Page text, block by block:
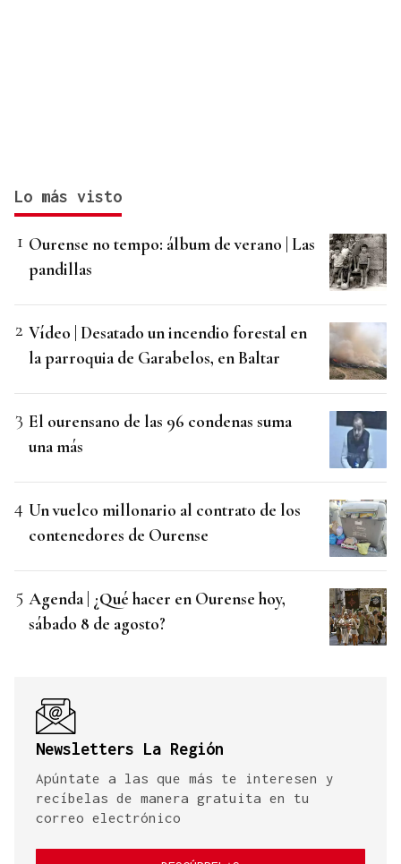
Lo más visto
Ourense no tempo: álbum de verano | Las
pandillas
Vídeo | Desatado un incendio forestal en
la parroquia de Garabelos, en Baltar
El ourensano de las 96 condenas suma
una más
Un vuelco millonario al contrato de los
contenedores de Ourense
Agenda | ¿Qué hacer en Ourense hoy,
sábado 8 de agosto?
Newsletters La Región
Apúntate a las que más te interesen y
recíbelas de manera gratuita en tu
correo electrónico